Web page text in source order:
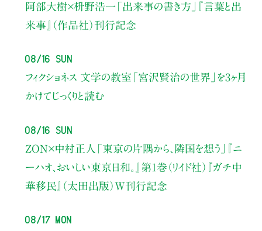
阿部大樹×枡野浩一 「出来事の書き方」
『言葉と出
来事』（作品社）刊行記念
08/16 Sun
フィクショネス 文学の教室 「宮沢賢治の世界」を3ヶ月
かけてじっくりと読む
08/16 Sun
ZON×中村正人 「東京の片隅から、隣国を想う」
『ニ
ーハオ、おいしい東京日和。』第1巻（リイド社） 『ガチ中
華移民』（太田出版）W刊行記念
08/17 Mon